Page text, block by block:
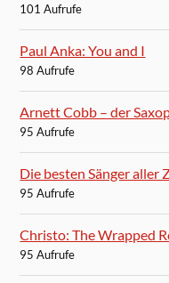
101 Aufrufe
Paul Anka: You and I
98 Aufrufe
Arnett Cobb – der
95 Aufrufe
Die besten Sänger aller
95 Aufrufe
Christo: The Wrapped
95 Aufrufe